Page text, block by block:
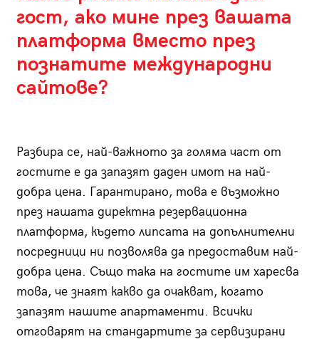
гост, ако мине през вашата
платформа вместо през
познатите международни
сайтове?
Разбира се, най-важното за голяма част от
гостите е да запазят даден имот на най-
добра цена. Гарантирано, това е възможно
през нашата директна резервационна
платформа, където липсата на допълнителни
посредници ни позволява да предоставим най-
добра цена. Също така на гостите им харесва
това, че знаят какво да очакват, когато
запазят нашите апартаменти. Всички
отговарят на стандартите за сервизирани